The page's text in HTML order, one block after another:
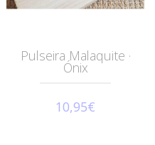
Pulseira Malaquite ·
Ónix
10,95€